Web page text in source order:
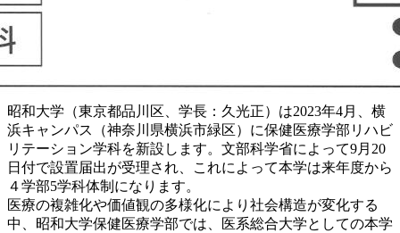
昭和大学（東京都品川区、学長：久光正）は2023年4月、横
浜キャンパス（神奈川県横浜市緑区）に保健医療学部リハビ
リテーション学科を新設します。文部科学省によって9月20
日付で設置届出が受理され、これによって本学は来年度から
４学部5学科体制になります。
医療の複雑化や価値観の多様化により社会構造が変化する
中、昭和大学保健医療学部では、医系総合大学としての本学